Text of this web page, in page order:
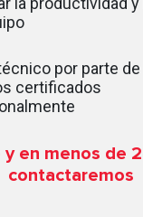
por parte
certificados
en menos de
contactaremos